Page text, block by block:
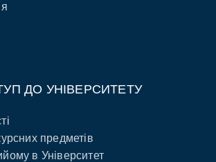
ДО УНІВЕРСИТЕТУ
предметів
в Університет